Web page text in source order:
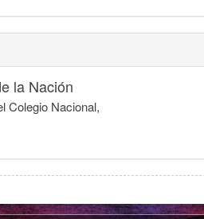
la Nación
Colegio Nacional,